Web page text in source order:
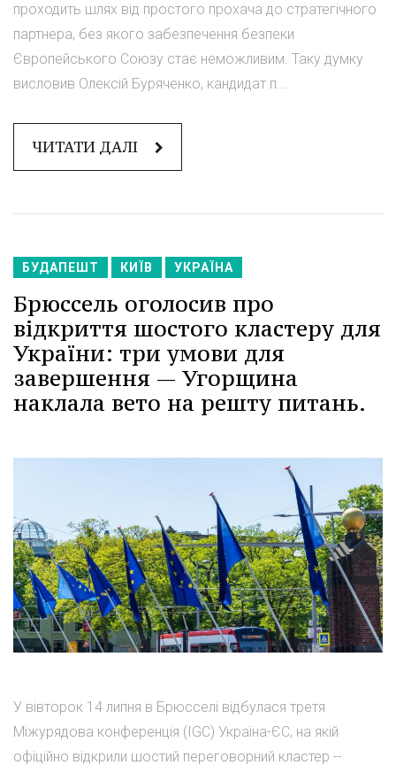
проходить шлях від простого прохача до стратегічного
партнера, без якого забезпечення безпеки
Європейського Союзу стає неможливим. Таку думку
висловив Олексій Буряченко, кандидат п...
ЧИТАТИ ДАЛІ
БУДАПЕШТ КИЇВ УКРАЇНА
Брюссель оголосив про
відкриття шостого кластеру для
України: три умови для
завершення — Угорщина
наклала вето на решту питань.
У вівторок 14 липня в Брюсселі відбулася третя
Міжурядова конференція (IGC) Україна-ЄС, на якій
офіційно відкрили шостий переговорний кластер --